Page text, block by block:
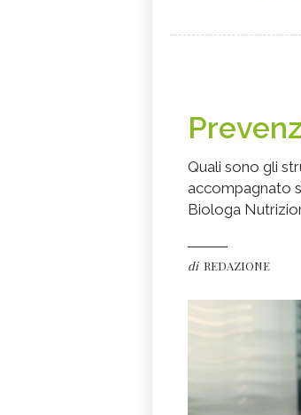
Quali sono gli
accompagnato
Biologa
di REDAZIONE